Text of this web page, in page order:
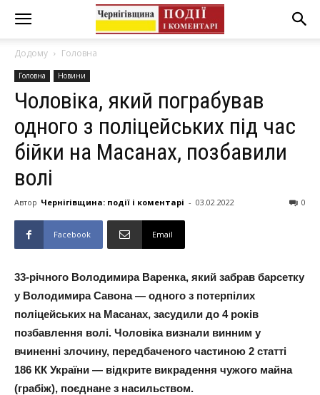
Додому Головна
Головна Новини
Чоловіка, який пограбував
одного з поліцейських під час
бійки на Масанах, позбавили
волі
Автор Чернігівщина: події і коментарі - 03.02.2022 0
Facebook Email
33-річного Володимира Варенка, який забрав барсетку
у Володимира Савона — одного з потерпілих
поліцейських на Масанах, засудили до 4 років
позбавлення волі. Чоловіка визнали винним у
вчиненні злочину, передбаченого частиною 2 статті
186 КК України — відкрите викрадення чужого майна
(грабіж), поєднане з насильством.